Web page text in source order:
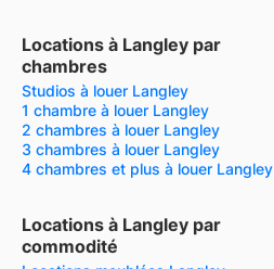
Locations à Langley par
chambres
Studios à louer Langley
1 chambre à louer Langley
2 chambres à louer Langley
3 chambres à louer Langley
4 chambres et plus à louer Langley
Locations à Langley par
commodité